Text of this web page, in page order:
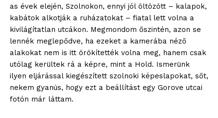
as évek elején, Szolnokon, ennyi jól öltözött – kalapok,
kabátok alkotják a ruházatokat – fiatal lett volna a
kivilágítatlan utcákon. Megmondom őszintén, azon se
lennék meglepődve, ha ezeket a kamerába néző
alakokat nem is itt örökítették volna meg, hanem csak
utólag kerültek rá a képre, mint a Hold. Ismerünk
ilyen eljárással kiegészített szolnoki képeslapokat, sőt,
nekem gyanús, hogy ezt a beállítást egy Gorove utcai
fotón már láttam.